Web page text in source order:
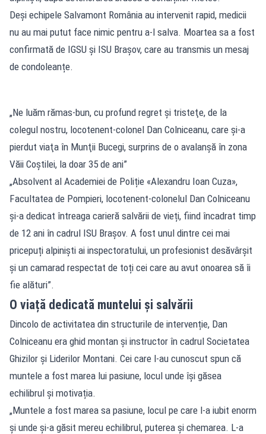
Deși echipele Salvamont România au intervenit rapid, medicii
nu au mai putut face nimic pentru a-l salva. Moartea sa a fost
confirmată de IGSU și ISU Brașov, care au transmis un mesaj
de condoleanțe.
„Ne luăm rămas-bun, cu profund regret şi tristeţe, de la
colegul nostru, locotenent-colonel Dan Colniceanu, care şi-a
pierdut viaţa în Munţii Bucegi, surprins de o avalanşă în zona
Văii Coştilei, la doar 35 de ani”
„Absolvent al Academiei de Poliție «Alexandru Ioan Cuza»,
Facultatea de Pompieri, locotenent-colonelul Dan Colniceanu
și-a dedicat întreaga carieră salvării de vieți, fiind încadrat timp
de 12 ani în cadrul ISU Brașov. A fost unul dintre cei mai
pricepuți alpiniști ai inspectoratului, un profesionist desăvârșit
și un camarad respectat de toți cei care au avut onoarea să îi
fie alături”.
O viață dedicată muntelui și salvării
Dincolo de activitatea din structurile de intervenție, Dan
Colniceanu era ghid montan și instructor în cadrul Societatea
Ghizilor și Liderilor Montani. Cei care l-au cunoscut spun că
muntele a fost marea lui pasiune, locul unde își găsea
echilibrul și motivația.
„Muntele a fost marea sa pasiune, locul pe care l-a iubit enorm
şi unde şi-a găsit mereu echilibrul, puterea şi chemarea. L-a